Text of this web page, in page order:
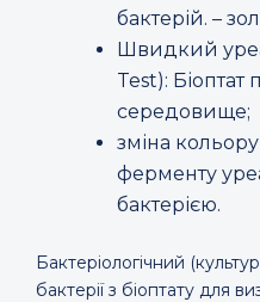
бактерій. –
Швидкий
Test):
середовище;
зміна
ферменту
бактерією.
Бактеріологічний
бактерії з біоптату для